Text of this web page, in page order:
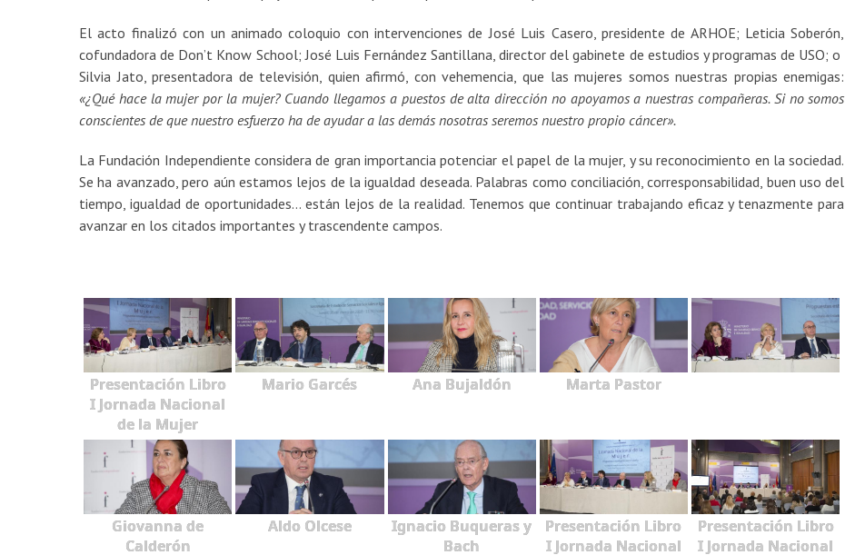
El acto finalizó con un animado coloquio con intervenciones de José Luis Casero, presidente de ARHOE; Leticia Soberón,
cofundadora de Don’t Know School; José Luis Fernández Santillana, director del gabinete de estudios y programas de USO; o
Silvia Jato, presentadora de televisión, quien afirmó, con vehemencia, que las mujeres somos nuestras propias enemigas:
«¿Qué hace la mujer por la mujer? Cuando llegamos a puestos de alta dirección no apoyamos a nuestras compañeras. Si no somos
conscientes de que nuestro esfuerzo ha de ayudar a las demás nosotras seremos nuestro propio cáncer».
La Fundación Independiente considera de gran importancia potenciar el papel de la mujer, y su reconocimiento en la sociedad.
Se ha avanzado, pero aún estamos lejos de la igualdad deseada. Palabras como conciliación, corresponsabilidad, buen uso del
tiempo, igualdad de oportunidades… están lejos de la realidad. Tenemos que continuar trabajando eficaz y tenazmente para
avanzar en los citados importantes y trascendente campos.
Presentación Libro
I Jornada Nacional
de la Mujer
Mario Garcés Ana Bujaldón Marta Pastor
Giovanna de
Calderón
Aldo Olcese
Ignacio Buqueras y
Bach
Presentación Libro
I Jornada Nacional
Presentación Libro
I Jornada Nacional